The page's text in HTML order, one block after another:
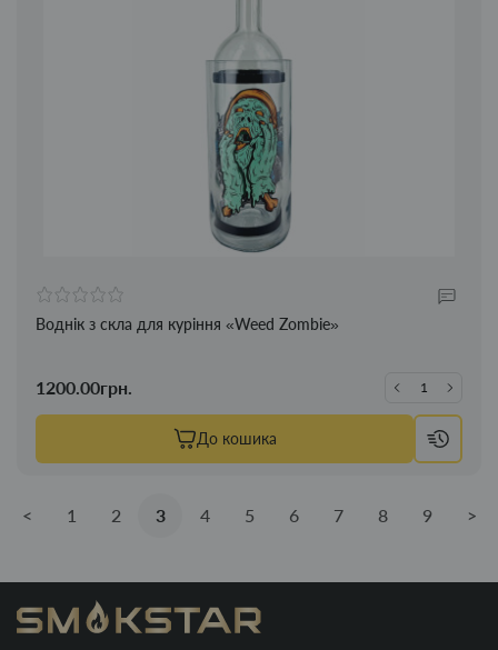
Воднік з скла для куріння «Weed Zombiе»
1200.00грн.
До кошика
< 1 2 3 4 5 6 7 8 9 >